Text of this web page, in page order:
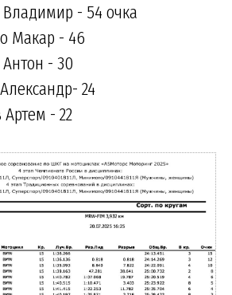
- 54 очка
Макар - 46
- 30
24
- 22